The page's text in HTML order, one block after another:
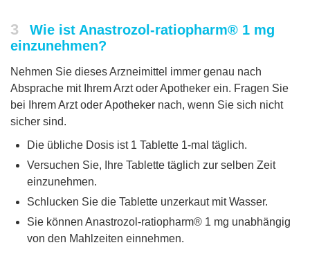
3
Wie ist Anastrozol-ratiopharm® 1 mg
einzunehmen?
Nehmen Sie dieses Arzneimittel immer genau nach
Absprache mit Ihrem Arzt oder Apotheker ein. Fragen Sie
bei Ihrem Arzt oder Apotheker nach, wenn Sie sich nicht
sicher sind.
Die übliche Dosis ist 1 Tablette 1-mal täglich.
Versuchen Sie, Ihre Tablette täglich zur selben Zeit
einzunehmen.
Schlucken Sie die Tablette unzerkaut mit Wasser.
Sie können Anastrozol-ratiopharm® 1 mg unabhängig
von den Mahlzeiten einnehmen.